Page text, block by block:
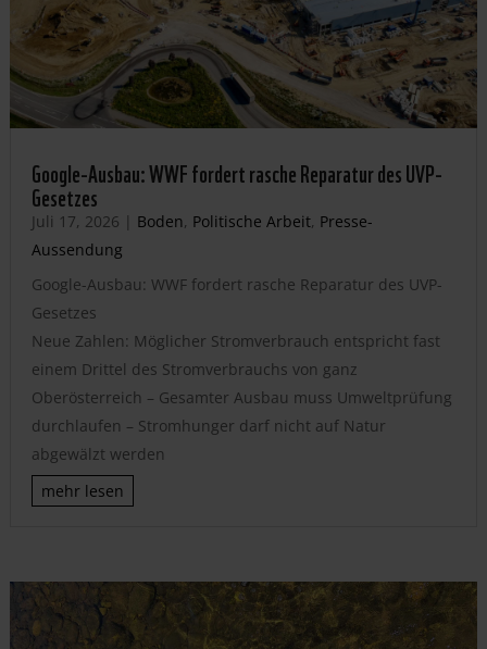
Google-Ausbau: WWF fordert rasche Reparatur des UVP-
Gesetzes
Juli 17, 2026 | Boden, Politische Arbeit, Presse-
Aussendung
Google-Ausbau: WWF fordert rasche Reparatur des UVP-
Gesetzes
Neue Zahlen: Möglicher Stromverbrauch entspricht fast
einem Drittel des Stromverbrauchs von ganz
Oberösterreich – Gesamter Ausbau muss Umweltprüfung
durchlaufen – Stromhunger darf nicht auf Natur
abgewälzt werden
mehr lesen